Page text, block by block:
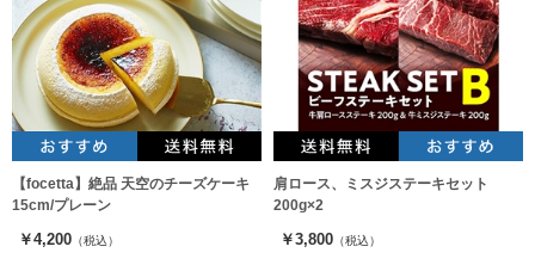
【focetta】絶品 天空のチーズケーキ
15cm/プレーン
￥4,200 （税込）
肩ロース、ミスジステーキセット
200g×2
￥3,800 （税込）